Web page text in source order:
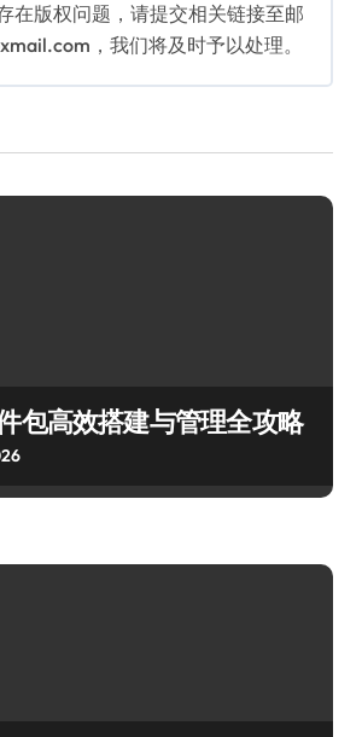
在版权问题，请提交相关链接至邮
，我们将及时予以处理。
包高效搭建与管理全攻略